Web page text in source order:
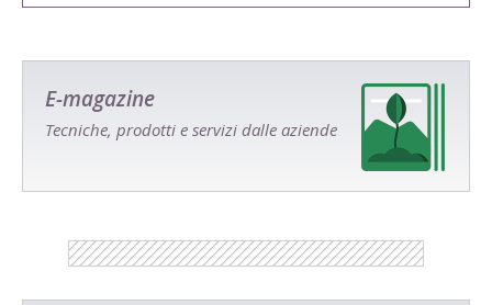
E-magazine
Tecniche, prodotti e servizi dalle aziende